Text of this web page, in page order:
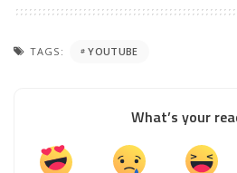
TAGS: YOUTUBE
What’s your